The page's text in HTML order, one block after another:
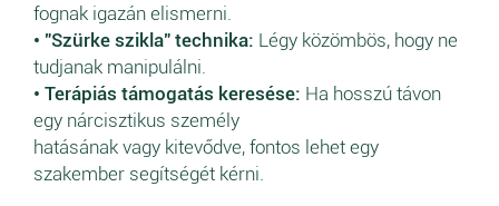
fognak igazán elismerni.
• "Szürke szikla" technika: Légy közömbös, hogy ne
tudjanak manipulálni.
• Terápiás támogatás keresése: Ha hosszú távon
egy nárcisztikus személy
hatásának vagy kitevődve, fontos lehet egy
szakember segítségét kérni.